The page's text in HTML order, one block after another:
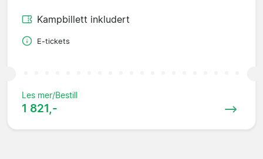
Kampbillett inkludert
E-tickets
Les mer/Bestill
1 821,-